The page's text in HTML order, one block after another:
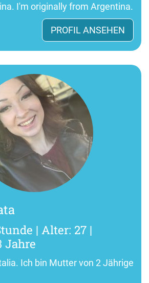
I'm originally from Argentina.
PROFIL ANSEHEN
| Alter: 27 |
Jahre
Ich bin Mutter von 2 Jährige